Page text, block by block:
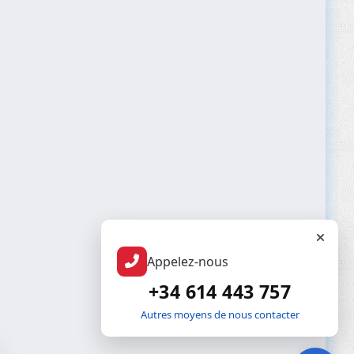
Appelez-nous
+34 614 443 757
Autres moyens de nous contacter